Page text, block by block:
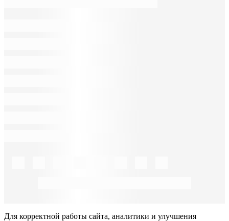
Для корректной работы сайта, аналитики и улучшения